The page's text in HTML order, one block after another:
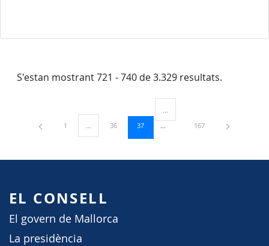
S'estan mostrant 721 - 740 de 3.329 resultats.
Pàgina
1 ...Pàgines intermèdies Utilitzeu TAB per navegar.
Pàgina
36 Pàgina
37
Pàgines intermèdies Utilitzeu
Pàgina
167
EL CONSELL
El govern de Mallorca
La presidència